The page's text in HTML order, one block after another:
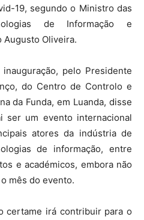
19, segundo o Ministro das
de Informação e
Augusto Oliveira.
pelo Presidente
do Centro de Controlo e
da Funda, em Luanda, disse
ser um evento internacional
atores da indústria de
de informação, entre
e académicos, embora não
mês do evento.
certame irá contribuir para o